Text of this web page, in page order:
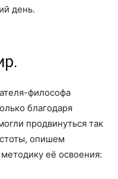
день.
философа
благодаря
продвинуться так
опишем
её освоения: